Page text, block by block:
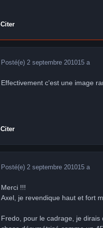
Citer
Posté(e) 2 septembre 201015 a
Effectivement c'est une image
Citer
Posté(e) 2 septembre 201015 a
Merci !!!
Axel, je revendique haut et fort
Fredo, pour le cadrage, je